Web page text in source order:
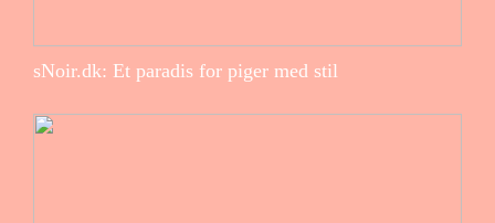
sNoir.dk: Et paradis for piger med stil